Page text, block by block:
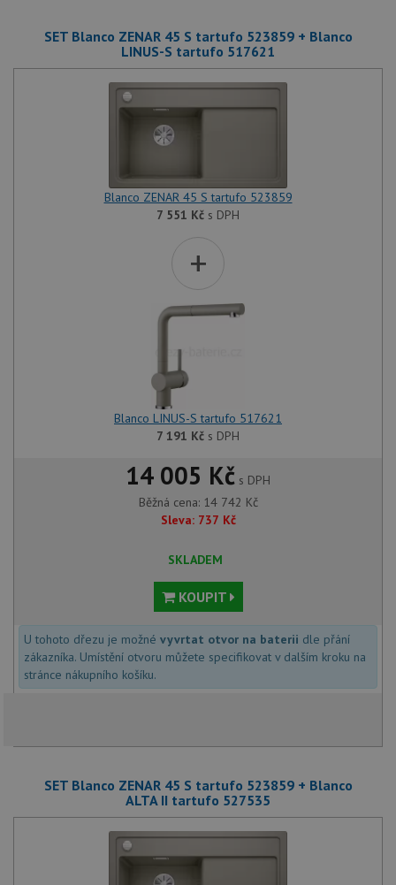
SET Blanco ZENAR 45 S tartufo 523859 + Blanco
LINUS-S tartufo 517621
Blanco ZENAR 45 S tartufo 523859
7 551 Kč s DPH
+
Blanco LINUS-S tartufo 517621
7 191 Kč s DPH
14 005 Kč s DPH
Běžná cena: 14 742 Kč
Sleva: 737 Kč
SKLADEM
KOUPIT
U tohoto dřezu je možné vyvrtat otvor na baterii dle přání
zákazníka. Umístění otvoru můžete specifikovat v dalším kroku na
stránce nákupního košíku.
SET Blanco ZENAR 45 S tartufo 523859 + Blanco
ALTA II tartufo 527535